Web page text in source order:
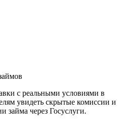
с реальными условиями в
увидеть скрытые комиссии и
займа через Госуслуги.